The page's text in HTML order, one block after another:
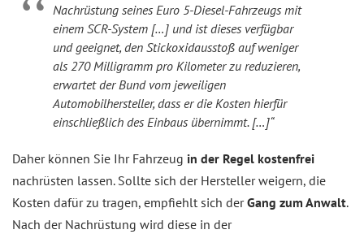
Nachrüstung seines Euro 5-Diesel-Fahrzeugs mit
einem SCR-System […] und ist dieses verfügbar
und geeignet, den Stickoxidausstoß auf weniger
als 270 Milligramm pro Kilometer zu reduzieren,
erwartet der Bund vom jeweiligen
Automobilhersteller, dass er die Kosten hierfür
einschließlich des Einbaus übernimmt. […]“
Daher können Sie Ihr Fahrzeug in der Regel kostenfrei
nachrüsten lassen. Sollte sich der Hersteller weigern, die
Kosten dafür zu tragen, empfiehlt sich derGang zum Anwalt.
Nach der Nachrüstung wird diese in der